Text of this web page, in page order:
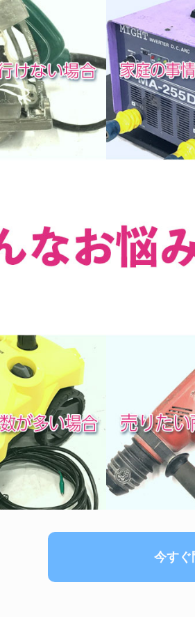
今すぐ